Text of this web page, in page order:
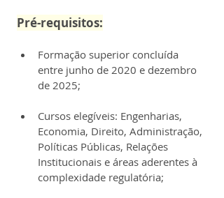
Pré-requisitos:
Formação superior concluída
entre junho de 2020 e dezembro
de 2025;
Cursos elegíveis: Engenharias,
Economia, Direito, Administração,
Políticas Públicas, Relações
Institucionais e áreas aderentes à
complexidade regulatória;